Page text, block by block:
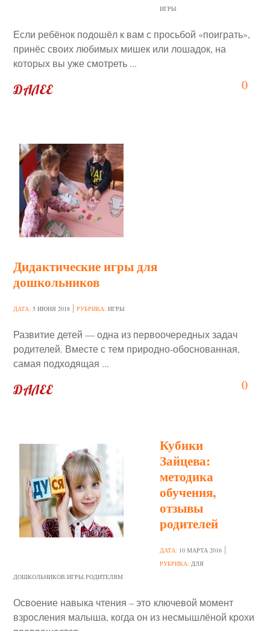
ИГРЫ
0
Если ребёнок подошёл к вам с просьбой «поиграть»,
принёс своих любимых мишек или лошадок, на
которых вы уже смотреть ...
ДАЛЕЕ
Дидактические игры для
дошкольников
ДАТА:5 ИЮНЯ 2018 РУБРИКА:ИГРЫ
0
Развитие детей — одна из первоочередных задач
родителей. Вместе с тем природно-обоснованная,
самая подходящая ...
ДАЛЕЕ
Кубики
Зайцева:
методика
обучения,
отзывы
родителей
ДАТА: 10 МАРТА 2016
РУБРИКА:ДЛЯ
ДОШКОЛЬНИКОВ,ИГРЫ,РОДИТЕЛЯМ
Освоение навыка чтения – это ключевой момент
взросления малыша, когда он из несмышлёной крохи